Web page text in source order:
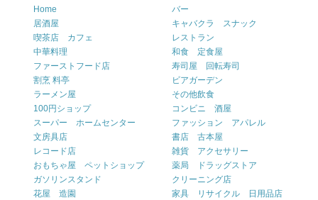
Home
バー
居酒屋
キャバクラ スナック
喫茶店 カフェ
レストラン
中華料理
和食 定食屋
ファーストフード店
寿司屋 回転寿司
割烹 料亭
ビアガーデン
ラーメン屋
その他飲食
100円ショップ
コンビニ 酒屋
スーパー ホームセンター
ファッション アパレル
文房具店
書店 古本屋
レコード店
雑貨 アクセサリー
おもちゃ屋 ペットショップ
薬局 ドラッグストア
ガソリンスタンド
クリーニング店
花屋 造園
家具 リサイクル 日用品店